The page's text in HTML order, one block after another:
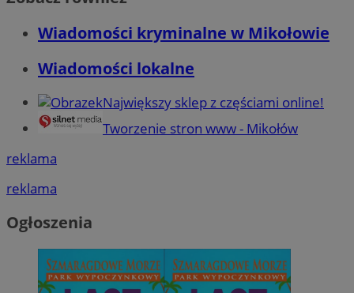
Wiadomości kryminalne w Mikołowie
Wiadomości lokalne
Największy sklep z częściami online!
Tworzenie stron www - Mikołów
reklama
reklama
Ogłoszenia